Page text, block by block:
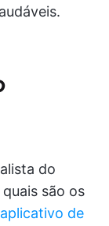
do
são os
aplicativo de